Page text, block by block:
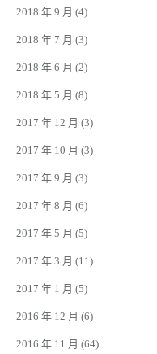
2018 年 9 月 (4)
2018 年 7 月 (3)
2018 年 6 月 (2)
2018 年 5 月 (8)
2017 年 12 月 (3)
2017 年 10 月 (3)
2017 年 9 月 (3)
2017 年 8 月 (6)
2017 年 5 月 (5)
2017 年 3 月 (11)
2017 年 1 月 (5)
2016 年 12 月 (6)
2016 年 11 月 (64)